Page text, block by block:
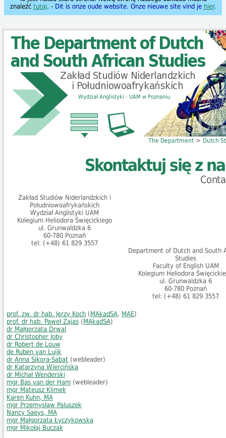
znaleźć tutaj. - Dit is onze oude website. Onze nieuwe site vind je hier.
Wydział Anglistyki - UAM w Poznaniu
The Department > Dutch
Skontaktuj się z
Zakład Studiów Niderlandzkich i
Południowoafrykańskich
Wydział Anglistyki UAM
Kolegium Heliodora Święcickiego
ul. Grunwaldzka 6
60-780 Poznań
tel: (+48) 61 829 3557
Department of Dutch and South
Studies
Faculty of English UAM
Kolegium Heliodora
ul. Grunwaldzka 6
60-780 Poznań
tel: (+48) 61 829 3557
prof. zw. dr hab. Jerzy Koch (MAkadSA, MAE)
prof. dr hab. Paweł Zajas (MAkadSA)
dr Małgorzata Drwal
dr Christopher Joby
dr Robert de Louw
de Ruben van Luijk
dr Anna Sikora-Sabat (webleader)
dr Katarzyna Wiercińska
dr Michał Wenderski
mgr Bas van der Ham (webleader)
mgr Mateusz Klimek
Karen Kuhn, MA
mgr Przemysław Paluszek
Nancy Saeys, MA
mgr Małgorzata Łyczykowska
mgr Mikołaj Buczak